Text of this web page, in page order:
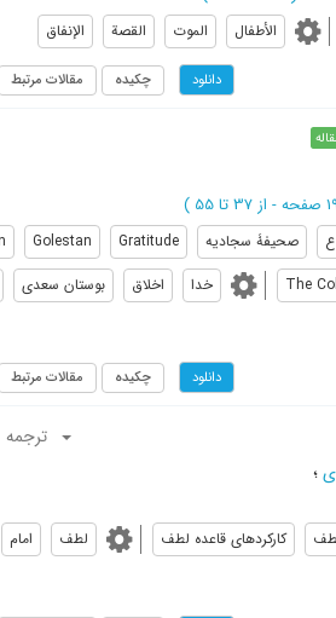
الأطفال الموت القصة الإنفاق
دانلود چکیده مقالات مرتبط
از 37 تا 55 )
صحیفۀ سجادیه Gratitude
Golestan
The خدا اخلاق بوستان سعدی
دانلود چکیده مقالات مرتبط
ترجمه
؛
کارکردهای قاعده لطف لطف امام